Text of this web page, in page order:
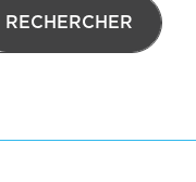
RECHERCHER